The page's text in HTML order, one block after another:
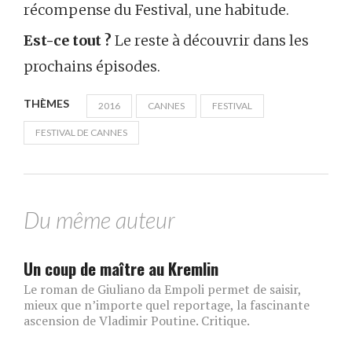
récompense du Festival, une habitude.
Est-ce tout ? Le reste à découvrir dans les
prochains épisodes.
THÈMES 2016 CANNES FESTIVAL
FESTIVAL DE CANNES
Du même auteur
Un coup de maître au Kremlin
Le roman de Giuliano da Empoli permet de saisir,
mieux que n’importe quel reportage, la fascinante
ascension de Vladimir Poutine. Critique.